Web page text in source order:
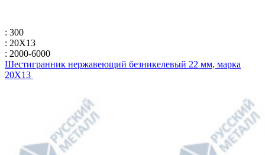
: 300
: 20Х13
: 2000-6000
Шестигранник нержавеющий безникелевый 22 мм, марка
20Х13